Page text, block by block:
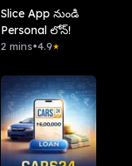
Slice App నుండి
Personal లోన్!
2 mins•4.9★